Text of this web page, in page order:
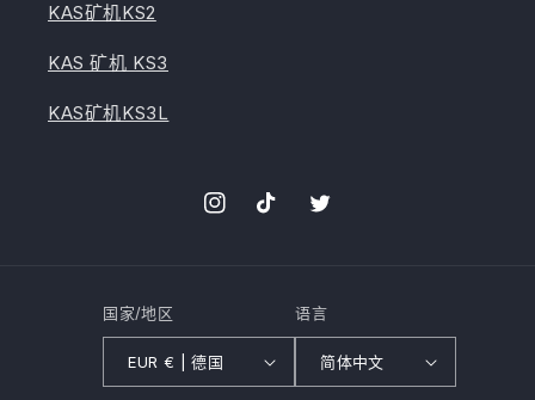
KAS矿机KS2
KAS 矿机 KS3
KAS矿机KS3L
InstagramTikTok叽
喳
国家/地区
EUR € | 德国
语言
简体中文